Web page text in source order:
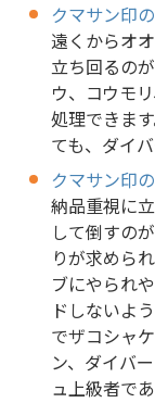
クマサン印
遠くからオ
立ち回るの
ウ、コウモ
処理できま
ても、ダイ
クマサン印
納品重視に
して倒すの
りが求めら
ブにやられ
ドしないよ
でザコシャ
ン、ダイバ
ュ上級者で